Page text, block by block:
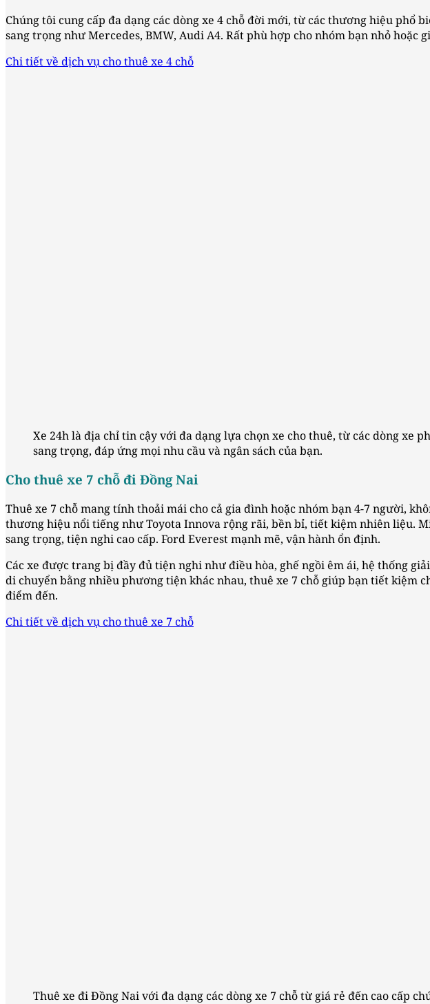
Chúng tôi cung cấp đa dạng các dòng xe 4 chỗ đời mới, từ các thương hiệu phổ
sang trọng như Mercedes, BMW, Audi A4. Rất phù hợp cho nhóm bạn nhỏ hoặc
Chi tiết về dịch vụ cho thuê xe 4 chỗ
Xe 24h là địa chỉ tin cậy với đa dạng lựa chọn xe cho thuê, từ các dòng xe
sang trọng, đáp ứng mọi nhu cầu và ngân sách của bạn.
Cho thuê xe 7 chỗ đi Đồng Nai
Thuê xe 7 chỗ mang tính thoải mái cho cả gia đình hoặc nhóm bạn 4-7 người,
thương hiệu nổi tiếng như Toyota Innova rộng rãi, bền bỉ, tiết kiệm nhiên liệu.
sang trọng, tiện nghi cao cấp. Ford Everest mạnh mẽ, vận hành ổn định.
Các xe được trang bị đầy đủ tiện nghi như điều hòa, ghế ngồi êm ái, hệ thống
di chuyển bằng nhiều phương tiện khác nhau, thuê xe 7 chỗ giúp bạn tiết kiệm
điểm đến.
Chi tiết về dịch vụ cho thuê xe 7 chỗ
Thuê xe đi Đồng Nai với đa dạng các dòng xe 7 chỗ từ giá rẻ đến cao cấp